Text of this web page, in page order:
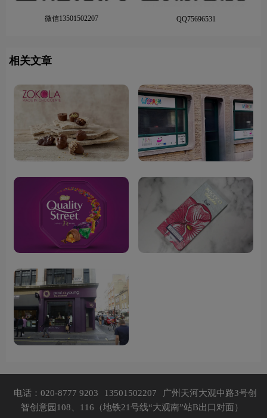
微信13501502207 QQ75696531
相关文章
电话：020-8777 9203 13501502207
广州天河大观中路3号创
智创意园108、116（地铁21号线“大观南”站B出口对面）